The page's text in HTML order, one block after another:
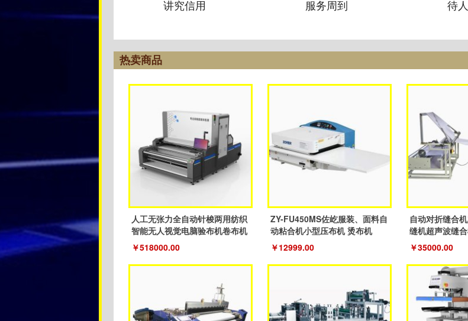
讲究信用 服务周到 待
热卖商品
人工无张力全自动针梭两用纺织
智能无人视觉电脑验布机卷布机
￥518000.00
ZY-FU450MS佐屹服装、面料自
动粘合机小型压布机 烫布机
￥12999.00
自动对折缝合
缝机超声波缝
机
￥35000.00